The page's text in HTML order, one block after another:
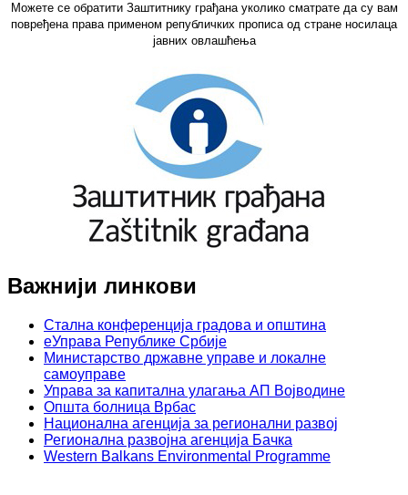
Можете се обратити Заштитнику грађана уколико сматрате да су вам
повређена права применом републичких прописа од стране носилаца
јавних овлашћења
Важнији линкови
Стална конференција градова и општина
еУправа Републике Србије
Министарство државне управе и локалне
самоуправе
Управа за капитална улагања АП Војводине
Општа болница Врбас
Национална агенција за регионални развој
Регионална развојна агенција Бачка
Western Balkans Environmental Programme